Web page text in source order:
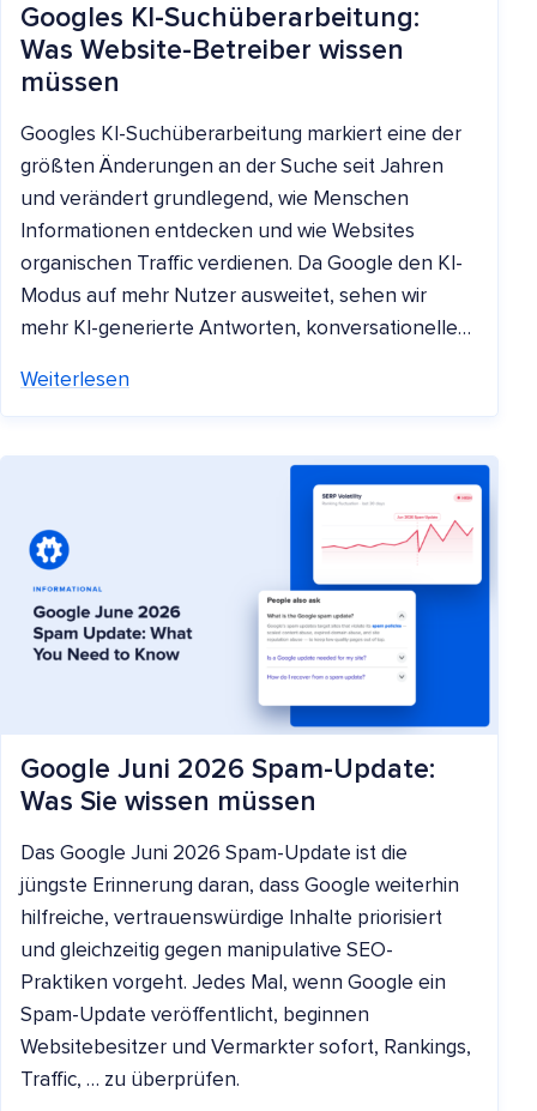
Googles KI-Suchüberarbeitung:
Was Website-Betreiber wissen
müssen
Googles KI-Suchüberarbeitung markiert eine der
größten Änderungen an der Suche seit Jahren
und verändert grundlegend, wie Menschen
Informationen entdecken und wie Websites
organischen Traffic verdienen. Da Google den KI-
Modus auf mehr Nutzer ausweitet, sehen wir
mehr KI-generierte Antworten, konversationelle…
Weiterlesen
Google Juni 2026 Spam-Update:
Was Sie wissen müssen
Das Google Juni 2026 Spam-Update ist die
jüngste Erinnerung daran, dass Google weiterhin
hilfreiche, vertrauenswürdige Inhalte priorisiert
und gleichzeitig gegen manipulative SEO-
Praktiken vorgeht. Jedes Mal, wenn Google ein
Spam-Update veröffentlicht, beginnen
Websitebesitzer und Vermarkter sofort, Rankings,
Traffic, … zu überprüfen.